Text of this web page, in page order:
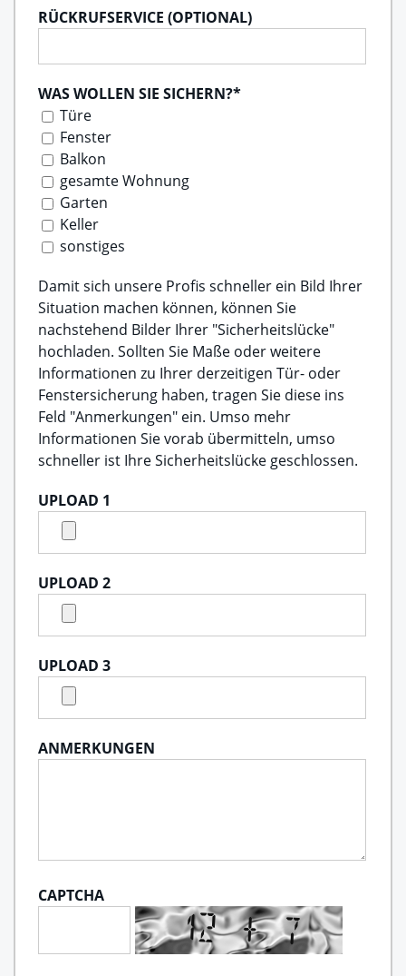
RÜCKRUFSERVICE (OPTIONAL)
WAS WOLLEN SIE SICHERN?*
Türe
Fenster
Balkon
gesamte Wohnung
Garten
Keller
sonstiges
Damit sich unsere Profis schneller ein Bild Ihrer
Situation machen können, können Sie
nachstehend Bilder Ihrer "Sicherheitslücke"
hochladen. Sollten Sie Maße oder weitere
Informationen zu Ihrer derzeitigen Tür- oder
Fenstersicherung haben, tragen Sie diese ins
Feld "Anmerkungen" ein. Umso mehr
Informationen Sie vorab übermitteln, umso
schneller ist Ihre Sicherheitslücke geschlossen.
UPLOAD 1
UPLOAD 2
UPLOAD 3
ANMERKUNGEN
CAPTCHA